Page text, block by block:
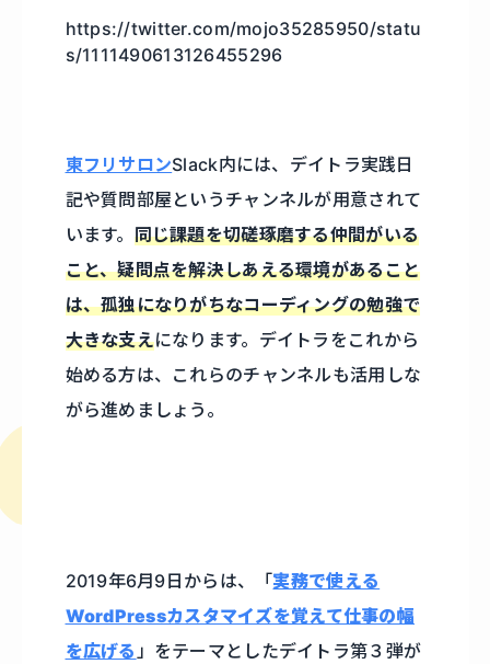
https://twitter.com/mojo35285950/statu
s/1111490613126455296
東フリサロンSlack内には、デイトラ実践日
記や質問部屋というチャンネルが用意されて
います。 同じ課題を切磋琢磨する仲間がいる
こと、疑問点を解決しあえる環境があること
は、孤独になりがちなコーディングの勉強で
大きな支えになります。デイトラをこれから
始める方は、これらのチャンネルも活用しな
がら進めましょう。
2019年6月9日からは、「実務で使える
WordPressカスタマイズを覚えて仕事の幅
を広げる」をテーマとしたデイトラ第３弾が